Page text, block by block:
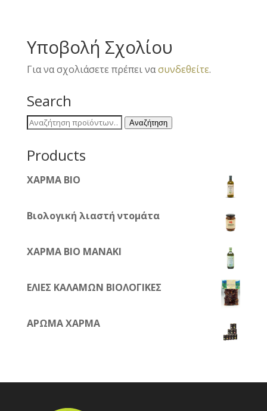
Υποβολή Σχολίου
Για να σχολιάσετε πρέπει νασυνδεθείτε.
Search
Αναζήτηση
Αναζήτηση
Products
ΧΑΡΜΑ ΒΙΟ
Βιολογική λιαστή ντομάτα
ΧΑΡΜΑ BIO ΜΑΝΑΚΙ
ΕΛΙΕΣ ΚΑΛΑΜΩΝ ΒΙΟΛΟΓΙΚΕΣ
ΑΡΩΜΑ ΧΑΡΜΑ